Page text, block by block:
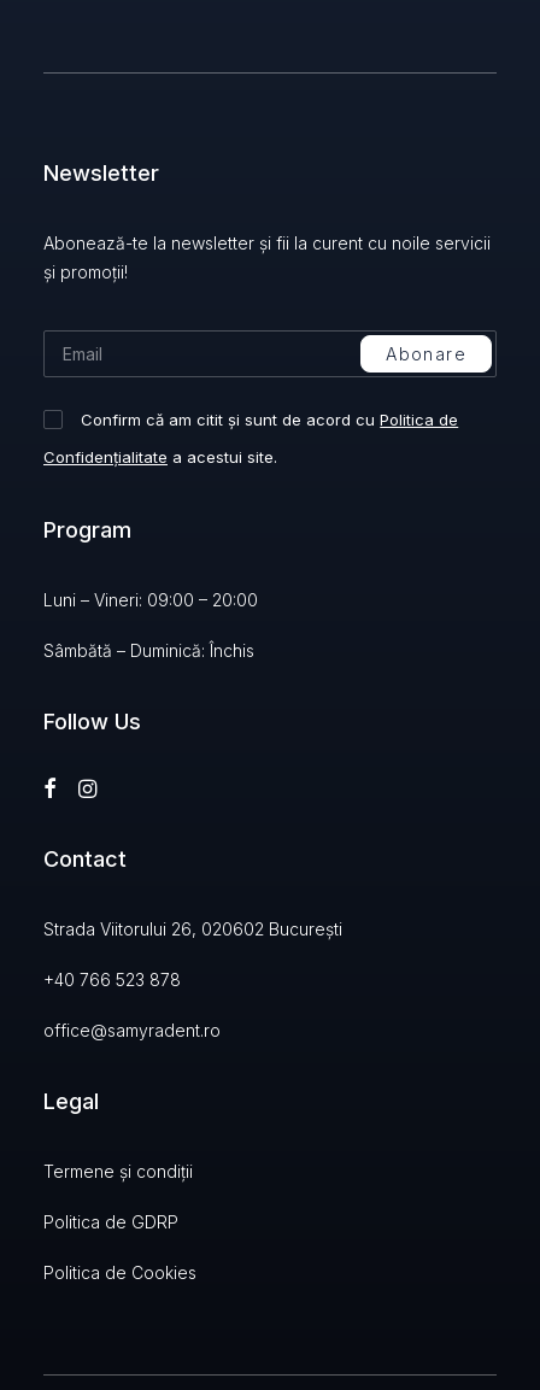
Newsletter
Abonează-te la newsletter și fii la curent cu noile servicii
și promoții!
Confirm că am citit și sunt de acord cuPolitica de
Confidențialitate a acestui site.
Program
Luni – Vineri: 09:00 – 20:00
Sâmbătă – Duminică: Închis
Follow Us
Contact
Strada Viitorului 26, 020602 București
+40 766 523 878
office@samyradent.ro
Legal
Termene și condiții
Politica de GDRP
Politica de Cookies